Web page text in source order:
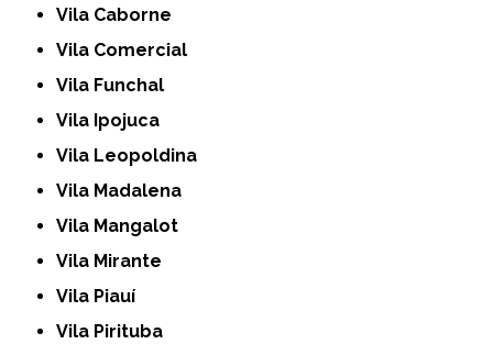
Vila Caborne
Vila Comercial
Vila Funchal
Vila Ipojuca
Vila Leopoldina
Vila Madalena
Vila Mangalot
Vila Mirante
Vila Piauí
Vila Pirituba